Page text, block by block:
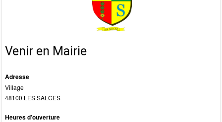
Venir en Mairie
Adresse
Village
48100 LES SALCES
Heures d’ouverture